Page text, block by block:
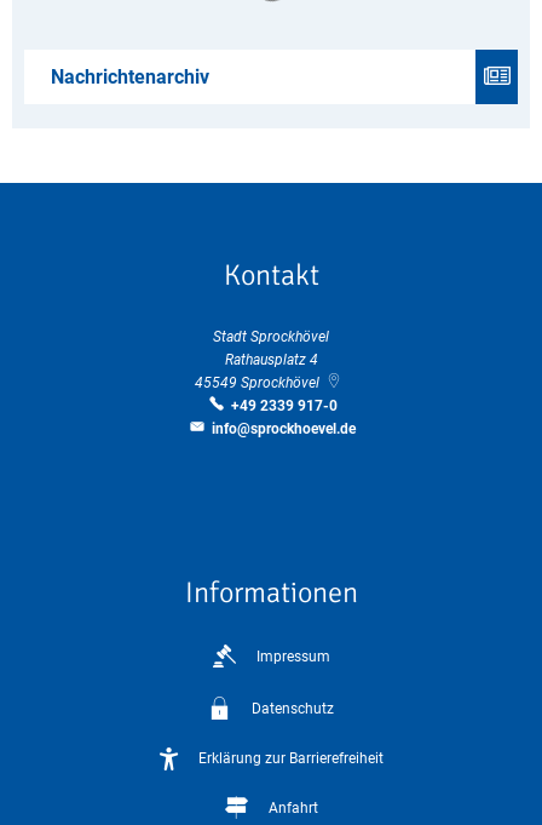
Nachrichtenarchiv
Kontakt
Stadt Sprockhövel
Rathausplatz 4
45549 Sprockhövel
+49 2339 917-0
info@sprockhoevel.de
Informationen
Impressum
Datenschutz
Erklärung zur Barrierefreiheit
Anfahrt